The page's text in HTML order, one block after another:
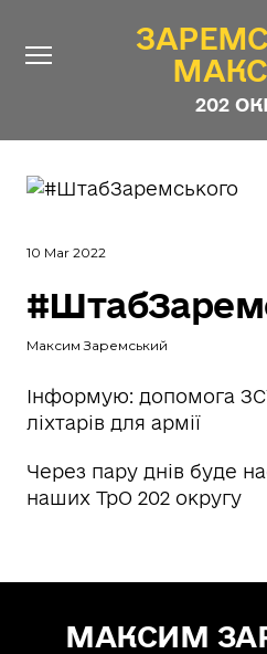
202
202
Контакти
Програма
Анонімні опитування
10 Mar 2022
Максим Заремський
Інформую: допомога
ліхтарів для армії
Через пару днів буде
наших ТрО 202 округу
МАКСИМ